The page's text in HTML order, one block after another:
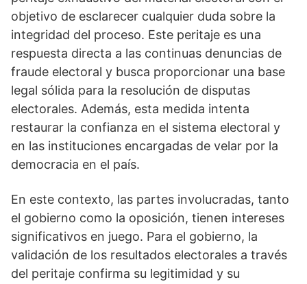
objetivo de esclarecer cualquier duda sobre la
integridad del proceso. Este peritaje es una
respuesta directa a las continuas denuncias de
fraude electoral y busca proporcionar una base
legal sólida para la resolución de disputas
electorales. Además, esta medida intenta
restaurar la confianza en el sistema electoral y
en las instituciones encargadas de velar por la
democracia en el país.
En este contexto, las partes involucradas, tanto
el gobierno como la oposición, tienen intereses
significativos en juego. Para el gobierno, la
validación de los resultados electorales a través
del peritaje confirma su legitimidad y su